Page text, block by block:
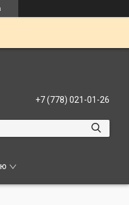
+7 (778) 021-01-26